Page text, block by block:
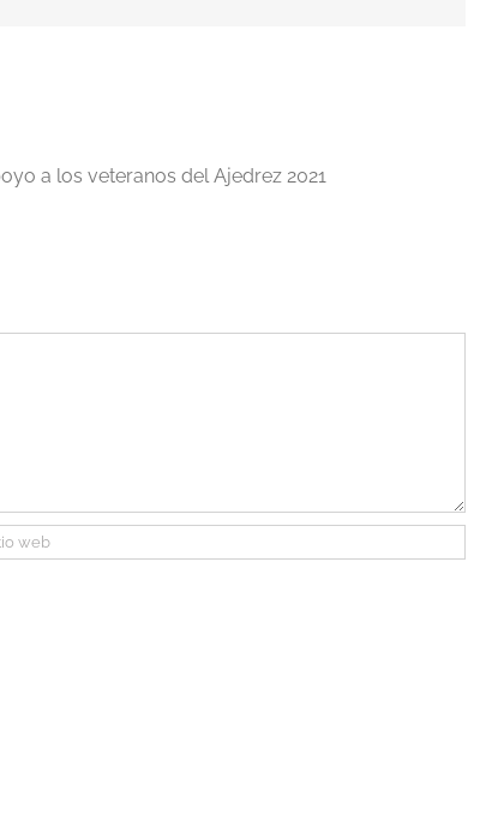
a los veteranos del Ajedrez 2021